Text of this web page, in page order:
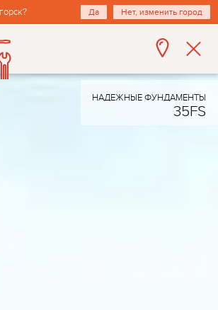
Да Нет, изменить город
НАДЕЖНЫЕ ФУНДАМЕНТЫ
35FS